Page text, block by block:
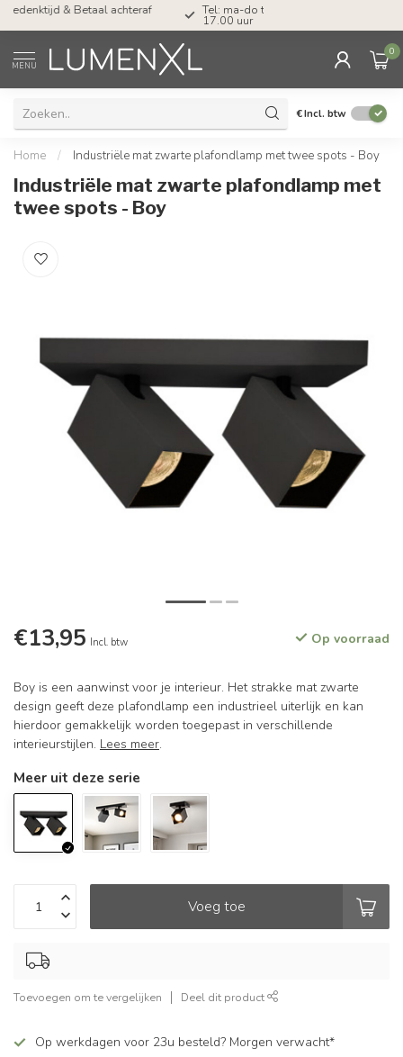
Tel: ma-do tot 23.00, vr tot 21.00, za tot
17.00 uur
MENU
0
€Incl. btw
Home / Industriële mat zwarte plafondlamp met twee spots - Boy
Industriële mat zwarte plafondlamp met
twee spots - Boy
€13,95 Incl. btw Op voorraad
Boy is een aanwinst voor je interieur. Het strakke mat zwarte
design geeft deze plafondlamp een industrieel uiterlijk en kan
hierdoor gemakkelijk worden toegepast in verschillende
interieurstijlen. Lees meer.
Meer uit deze serie
Voeg toe
Toevoegen om te vergelijken Deel dit product
Op werkdagen voor 23u besteld? Morgen verwacht*